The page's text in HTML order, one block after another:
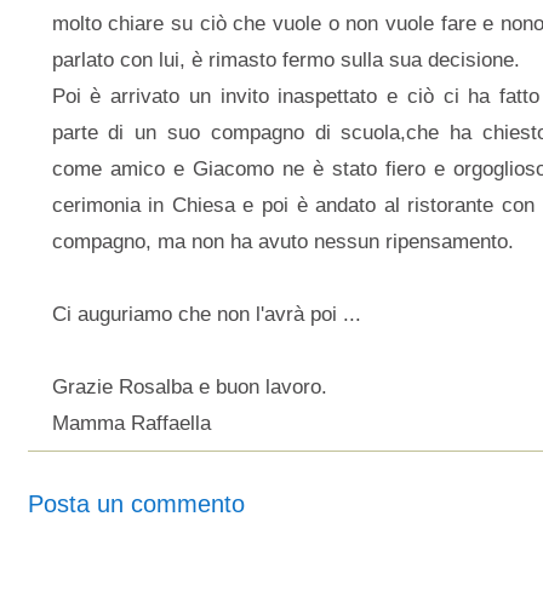
molto chiare su ciò che vuole o non vuole fare e
parlato con lui, è rimasto fermo sulla sua decisione.
Poi è arrivato un invito inaspettato e ciò ci ha
parte di un suo compagno di scuola,che ha
come amico e Giacomo ne è stato fiero e
cerimonia in Chiesa e poi è andato al ristorante
compagno, ma non ha avuto nessun ripensamento.
Ci auguriamo che non l'avrà poi ...
Grazie Rosalba e buon lavoro.
Mamma Raffaella
Posta un commento